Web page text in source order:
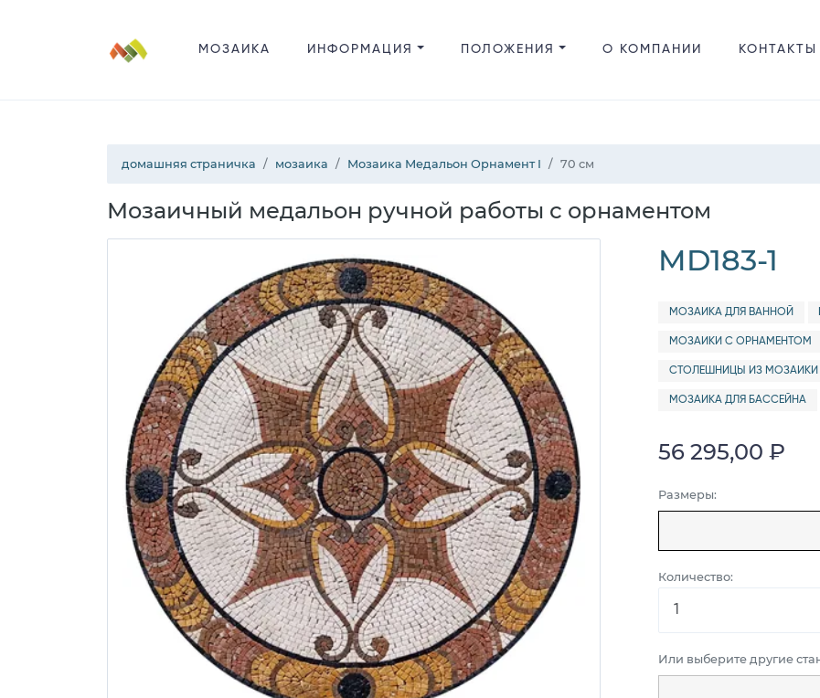
МОЗАИКА ИНФОРМАЦИЯ ПОЛОЖЕНИЯ О КОМПАНИИ КОНТАКТЫ
домашняя страничка мозаика Мозаика Медальон Орнамент I 70 см
Мозаичный медальон ручной работы с орнаментом
MD183-1
МОЗАИКА ДЛЯ ВАННОЙ
МОЗАИКИ С ОРНАМЕНТОМ
СТОЛЕШНИЦЫ ИЗ МОЗАИКИ
МОЗАИКА ДЛЯ БАССЕЙНА
56 295,00 ₽
Размеры:
Количество:
Или выберите другие